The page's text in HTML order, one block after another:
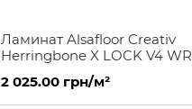
Ламинат Alsafloor Creativ
Herringbone X LOCK V4 WR
2 025.00 грн/м²